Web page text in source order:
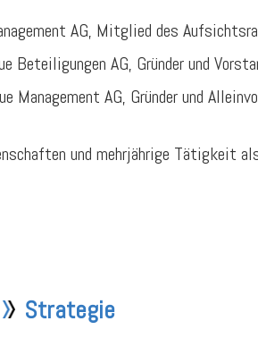
AG, Mitglied des
Beteiligungen AG, Gründer und
Management AG, Gründer und
und mehrjährige Tätigkeit
Strategie